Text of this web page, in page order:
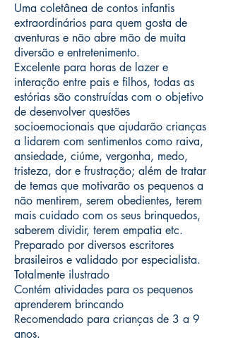
Uma coletânea de contos infantis
extraordinários para quem gosta de
aventuras e não abre mão de muita
diversão e entretenimento.
Excelente para horas de lazer e
interação entre pais e filhos, todas as
estórias são construídas com o objetivo
de desenvolver questões
socioemocionais que ajudarão crianças
a lidarem com sentimentos como raiva,
ansiedade, ciúme, vergonha, medo,
tristeza, dor e frustração; além de tratar
de temas que motivarão os pequenos a
não mentirem, serem obedientes, terem
mais cuidado com os seus brinquedos,
saberem dividir, terem empatia etc.
Preparado por diversos escritores
brasileiros e validado por especialista.
Totalmente ilustrado
Contém atividades para os pequenos
aprenderem brincando
Recomendado para crianças de 3 a 9
anos.